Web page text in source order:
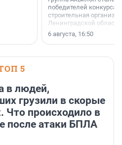
победителей конкурса
строительная
Ленинградской области
номинации «Самый
застройщик
6 августа, 16:50
5
в людей,
грузили в скорые
Что происходило в
после атаки БПЛА